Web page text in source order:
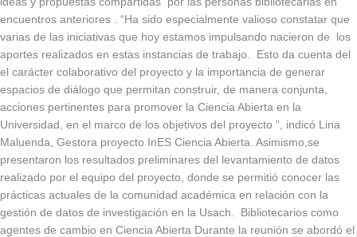
encuentros anteriores . “Ha sido especialmente valioso constatar que
varias de las iniciativas que hoy estamos impulsando nacieron de los
aportes realizados en estas instancias de trabajo. Esto da cuenta del
el carácter colaborativo del proyecto y la importancia de generar
espacios de diálogo que permitan construir, de manera conjunta,
acciones pertinentes para promover la Ciencia Abierta en la
Universidad, en el marco de los objetivos del proyecto ”, indicó Lina
Maluenda, Gestora proyecto InES Ciencia Abierta. Asimismo,se
presentaron los resultados preliminares del levantamiento de datos
realizado por el equipo del proyecto, donde se permitió conocer las
prácticas actuales de la comunidad académica en relación con la
gestión de datos de investigación en la Usach. Bibliotecarios como
agentes de cambio en Ciencia Abierta Durante la reunión se abordó el